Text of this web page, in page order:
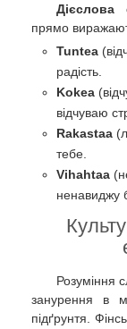
Дієслова
прямо
Tuntea
радість.
Kokea
відчуваю
Rakastaa
тебе.
Vihahtaa
ненавиджу
Розуміння
занурення в
підґрунтя.